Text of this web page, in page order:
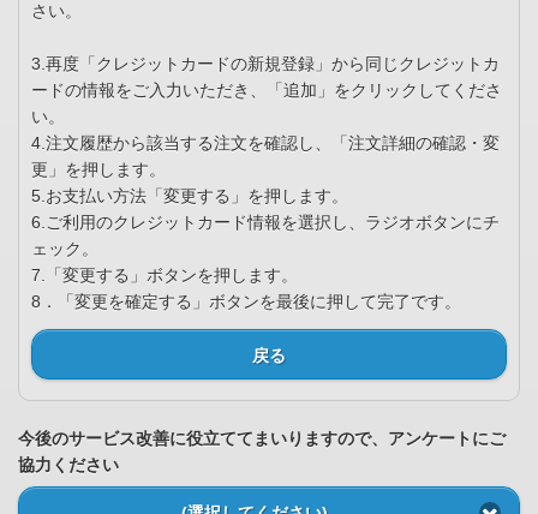
さい。
3.再度「クレジットカードの新規登録」から同じクレジットカ
ードの情報をご入力いただき、「追加」をクリックしてくださ
い。
4.注文履歴から該当する注文を確認し、「注文詳細の確認・変
更」を押します。
5.お支払い方法「変更する」を押します。
6.ご利用のクレジットカード情報を選択し、ラジオボタンにチ
ェック。
7.「変更する」ボタンを押します。
8．「変更を確定する」ボタンを最後に押して完了です。
戻る
今後のサービス改善に役立ててまいりますので、アンケートにご
協力ください